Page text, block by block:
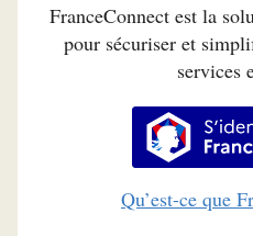
FranceConnect est la
pour sécuriser et
services
Qu’est-ce que